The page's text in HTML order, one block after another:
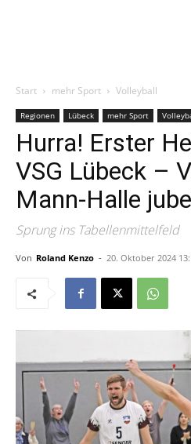
Start mehr Sport Volleyball
Regionen Lübeck mehr Sport
Hurra! Erster
VSG Lübeck –
Mann-Halle
Sprung ins Tabellenmittelfeld
Von Roland Kenzo - 20. Oktober 2024